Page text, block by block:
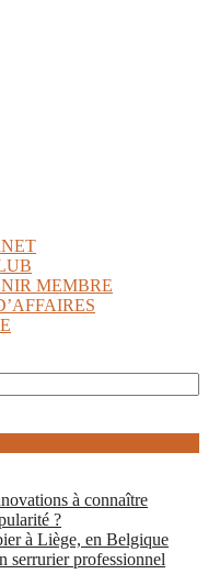
MEMBRE
à connaître
?
à Liège, en Belgique
serrurier professionnel